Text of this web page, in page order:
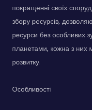
покращенні своїх
збору ресурсів,
ресурси без особливих
планетами, кожна з них
розвитку.
Особливості